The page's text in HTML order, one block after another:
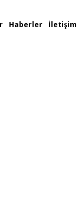
Haberler İletişim